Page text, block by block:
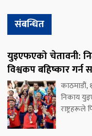
संबन्धित
युइएफएको चेतावनी:
विश्वकप बहिष्कार गर्न
काठमाडौं,
निकाय
राष्ट्रहरूले